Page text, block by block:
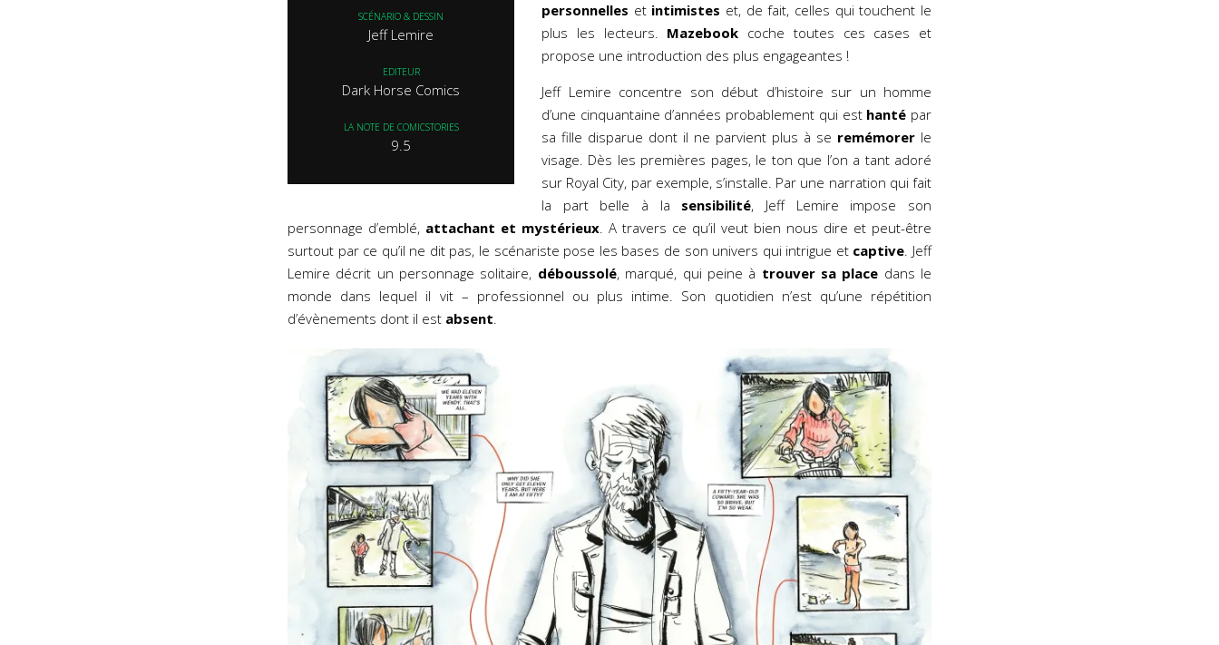
SCÉNARIO & DESSIN
Jeff Lemire
EDITEUR
Dark Horse Comics
LA NOTE DE COMICSTORIES
9.5
personnelles et intimistes et, de fait, celles qui touchent le
plus les lecteurs. Mazebook coche toutes ces cases et
propose une introduction des plus engageantes !
Jeff Lemire concentre son début d’histoire sur un homme
d’une cinquantaine d’années probablement qui est hanté par
sa fille disparue dont il ne parvient plus à se remémorer le
visage. Dès les premières pages, le ton que l’on a tant adoré
sur Royal City, par exemple, s’installe. Par une narration qui fait
la part belle à la sensibilité, Jeff Lemire impose son
personnage d’emblé, attachant et mystérieux. A travers ce qu’il veut bien nous dire et peut-être
surtout par ce qu’il ne dit pas, le scénariste pose les bases de son univers qui intrigue et captive. Jeff
Lemire décrit un personnage solitaire, déboussolé, marqué, qui peine à trouver sa place dans le
monde dans lequel il vit – professionnel ou plus intime. Son quotidien n’est qu’une répétition
d’évènements dont il est absent.